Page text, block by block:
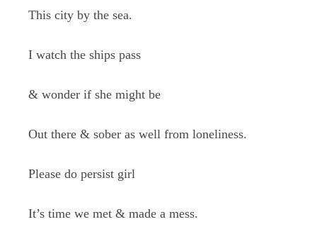
This city by the sea.
I watch the ships pass
& wonder if she might be
Out there & sober as well from loneliness.
Please do persist girl
It’s time we met & made a mess.